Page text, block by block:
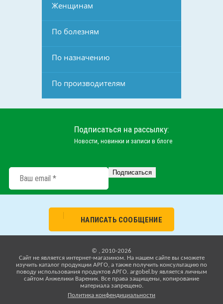
Женщинам
По болезням
По назначению
По производителям
Подписаться на рассылку:
Новости, новинки и записи в блоге
НАПИСАТЬ СООБЩЕНИЕ
© , 2010-2026
Cайт не является интернет-магазином. На нашем сайте вы сможете
изучить каталог продукции АРГО, а также получить консультацию по
поводу использования продуктов АРГО. argobel.by является личным
сайтом Анжелики Вареник. Все права защищены, копирование
материала запрещено.
Политика конфендициальности